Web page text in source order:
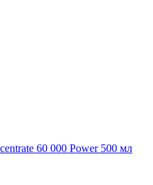
60 000 Power 500 мл